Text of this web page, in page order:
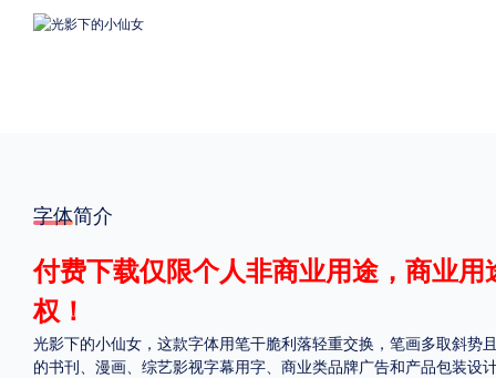
格式
.TTF
字体简介
付费下载仅限个人非商业用途，商业
权！
光影下的小仙女，这款字体用笔干脆利落轻重交换，笔画多取斜
的书刊、漫画、综艺影视字幕用字、商业类品牌广告和产品包装设